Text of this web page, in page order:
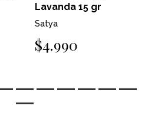
Lavanda 15 gr
Satya
$4.990